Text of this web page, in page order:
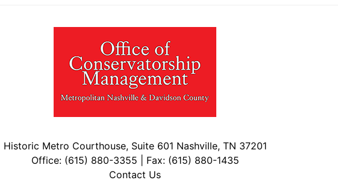
Historic Metro Courthouse, Suite 601 Nashville, TN 37201
Office: (615) 880-3355 | Fax: (615) 880-1435
Contact Us